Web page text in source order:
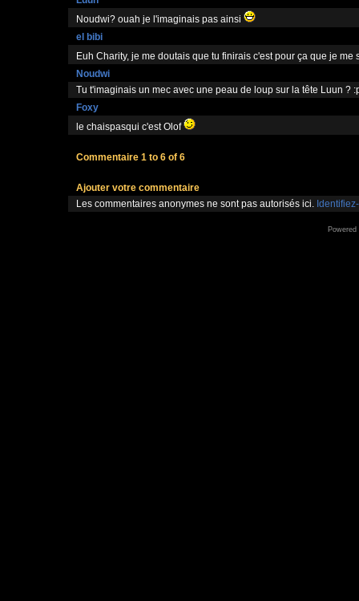
Noudwi? ouah je l'imaginais pas ainsi
el bibi
Euh Charity, je me doutais que tu finirais c'est pour ça que je me
Noudwi
Tu t'imaginais un mec avec une peau de loup sur la tête Luun ?
Foxy
le chaispasqui c'est Olof
Commentaire 1 to 6 of 6
Ajouter votre commentaire
Les commentaires anonymes ne sont pas autorisés ici.